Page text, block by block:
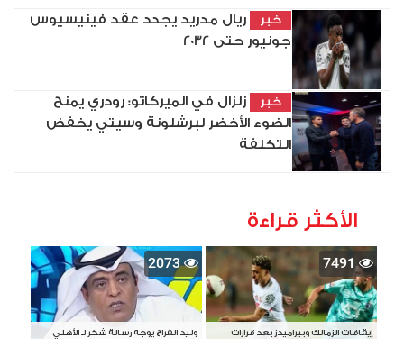
خبر
ريال مدريد يجدد عقد فينيسيوس
جونيور حتى 2032
خبر
زلزال في الميركاتو: رودري يمنح
الضوء الأخضر لبرشلونة وسيتي يخفض
التكلفة
الأكثر قراءة
7491
إيقافات الزمالك وبيراميدز بعد قرارات
2073
وليد الفراج يوجه رسالة شكر لـ الأهلي